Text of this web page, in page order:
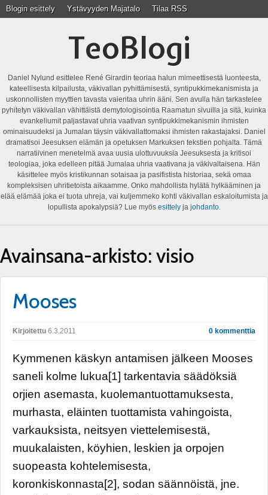
Blogin esittely Ystävyyden Majatalo Tilaa RSS
TeoBlogi
Daniel Nylund esittelee René Girardin teoriaa halun mimeettisestä luonteesta,
kateellisesta kilpailusta, väkivallan pyhittämisestä, syntipukkimekanismista ja
uskonnollisten myyttien tavasta vaientaa uhrin ääni. Sen avulla hän tarkastelee
pyhitetyn väkivallan vähittäistä demytologisointia Raamatun sivuilla ja sitä, kuinka
evankeliumit paljastavat uhria vaativan syntipukkimekanismin ihmisten
ominaisuudeksi ja Jumalan täysin väkivallattomaksi ihmisten rakastajaksi. Daniel
dramatisoi Jeesuksen elämän ja opetuksen Markuksen tekstien pohjalta. Tämä
narratiivinen menetelmä avaa uusia ulottuvuuksia Jeesuksesta ja kritisoi
teologiaa, joka edelleen pitää Jumalaa uhria vaativana ja väkivaltaisena. Hän
käsittelee myös kristikunnan sotaisaa ja pasifistista historiaa, sekä omaa
kompleksisen uhritietoista aikaamme. Onko mahdollista hylätä hylkääminen ja
elää elämää joka ei tuota uhreja, vai kuljemmeko kohti väkivallan eskaloitumista ja
lopullista apokalypsiä? Lue myös esittelyja johdanto.
Avainsana-arkisto: visio
Mooses
Kirjoitettu 6.3.2011 0 kommenttia
Kymmenen käskyn antamisen jälkeen Mooses
saneli kolme lukua[1] tarkentavia säädöksiä
orjien asemasta, kuolemantuottamuksesta,
murhasta, eläinten tuottamista vahingoista,
varkauksista, neitsyen viettelemisestä,
muukalaisten, köyhien, leskien ja orpojen
suopeasta kohtelemisesta,
koronkiskonnasta[2], sodan säännöistä, jne.